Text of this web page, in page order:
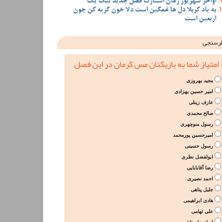
به یاد کربلا دل ها غمگین است دلا خون گریه کن چون
اربعین است
امتیاز شما به بازیکنان مس کرمان در این فصل
مجید بهروزی
امیر حسین بهزادی
عارف زینلی
صالح محمدی
رسول منوچهری
امیرحسین پورمحمد
رسول حسینی
ابولفضل نظری
رضا آقابابایی
احمد نصیری
جلیل پناهی
هادی ابراهیمی
علی تهامی